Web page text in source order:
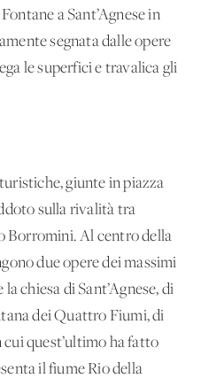
a Sant’Agnese in
segnata dalle opere
le superfici e travalica gli
giunte in piazza
sulla rivalità tra
Borromini. Al centro della
due opere dei massimi
chiesa di Sant’Agnese, di
dei Quattro Fiumi, di
quest’ultimo ha fatto
il fiume Rio della